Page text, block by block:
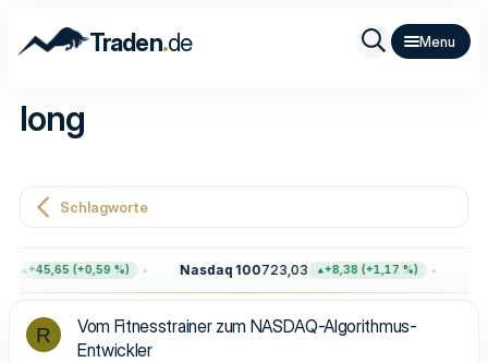
Traden.de
long
Schlagworte
+45,65 (+0,59 %) Nasdaq 100723,03 +8,38 (+1,17 %)
R
Vom Fitnesstrainer zum NASDAQ-Algorithmus-
Entwickler